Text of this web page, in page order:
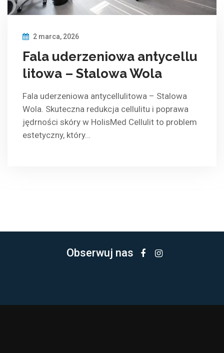
2 marca, 2026
Fala uderzeniowa antycellu
litowa – Stalowa Wola
Fala uderzeniowa antycellulitowa – Stalowa
Wola. Skuteczna redukcja cellulitu i poprawa
jędrności skóry w HolisMed Cellulit to problem
estetyczny, który…
Obserwuj nas